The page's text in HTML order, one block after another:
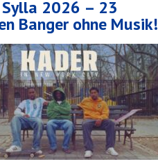
2026 – 23
Banger ohne Musik!